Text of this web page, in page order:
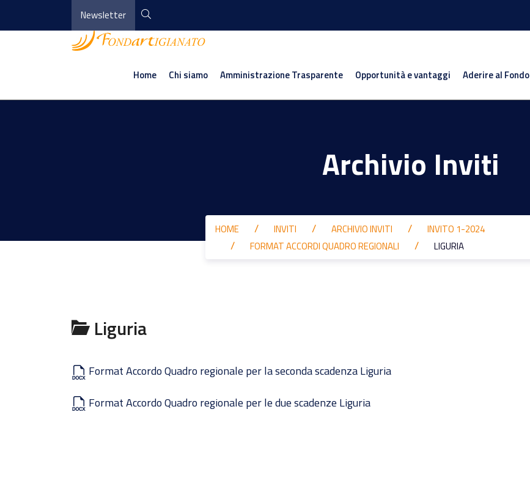
Newsletter
Home Chi siamo Amministrazione Trasparente Opportunità e vantaggi Aderire al Fondo
Archivio Inviti
HOME INVITI ARCHIVIO INVITI
INVITO 1-2024
FORMAT ACCORDI QUADRO REGIONALI
LIGURIA
Liguria
Format Accordo Quadro regionale per la seconda scadenza Liguria
Format Accordo Quadro regionale per le due scadenze Liguria